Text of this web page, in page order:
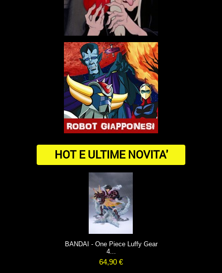
HOT E ULTIME NOVITA'
BANDAI - One Piece Luffy Gear
4...
64,90 €